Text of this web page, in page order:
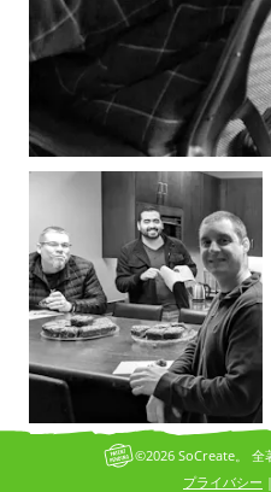
プライバシー |
©2026 SoCreate。 全